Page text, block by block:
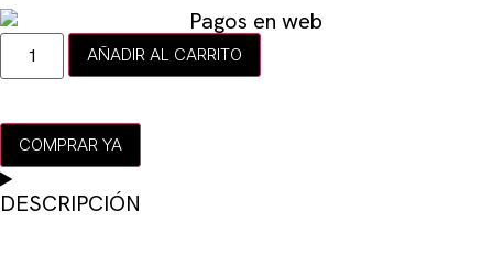
AÑADIR AL CARRITO
COMPRAR YA
DESCRIPCIÓN